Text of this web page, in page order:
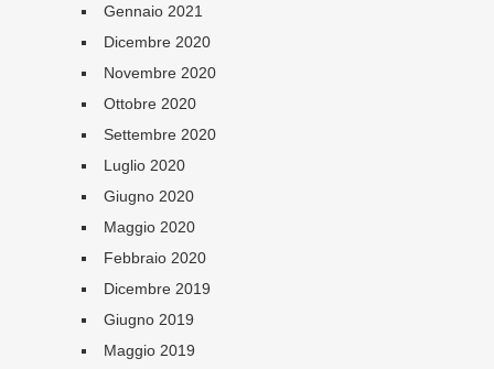
Gennaio 2021
Dicembre 2020
Novembre 2020
Ottobre 2020
Settembre 2020
Luglio 2020
Giugno 2020
Maggio 2020
Febbraio 2020
Dicembre 2019
Giugno 2019
Maggio 2019